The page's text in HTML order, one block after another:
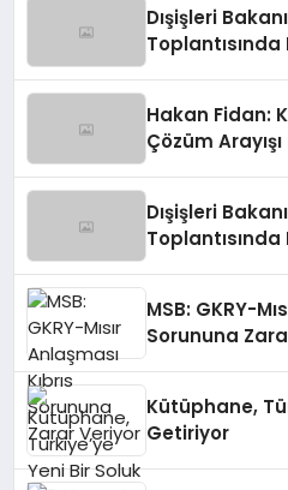
Dışişleri
Toplantısında
Hakan Fidan:
Çözüm Arayışı
Dışişleri
Toplantısında
MSB: GKRY-
Sorununa
Kütüphane,
Getiriyor